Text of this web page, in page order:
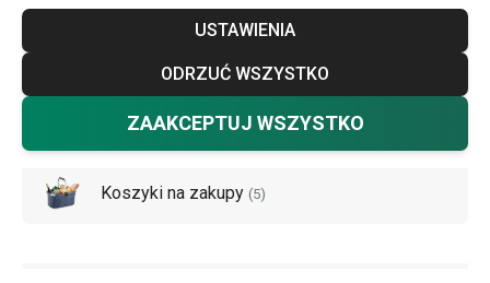
USTAWIENIA
ODRZUĆ WSZYSTKO
ZAAKCEPTUJ WSZYSTKO
shopie i zaopatrz się w torby na zakupy, które złożysz do
niewielkich rozmiarów i będziesz mieć zawsze pod ręką.
W naszej ofercie znajdziesz materiałowe torby na zakupy
- a dokładniej torby wykonane z wytrzymałego materiału
syntetycznego do długotrwałego i wielokrotnego użytku. Z
która pozwala na przenoszenie nawet ciężkich zakupów.
Torby na zakupy(4)
Koszyki na zakupy (5)